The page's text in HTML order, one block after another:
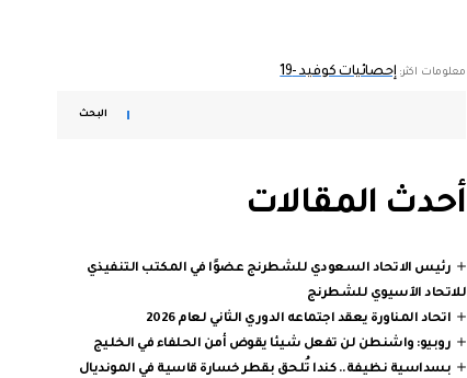
معلومات اكثر: إحصائيات كوفيد -19
البحث
أحدث المقالات
رئيس الاتحاد السعودي للشطرنج عضوًا في المكتب التنفيذي
للاتحاد الآسيوي للشطرنج
اتحاد المناورة يعقد اجتماعه الدوري الثاني لعام 2026
روبيو: واشنطن لن تفعل شيئا يقوض أمن الحلفاء في الخليج
بسداسية نظيفة.. كندا تُلحق بقطر خسارة قاسية في المونديال